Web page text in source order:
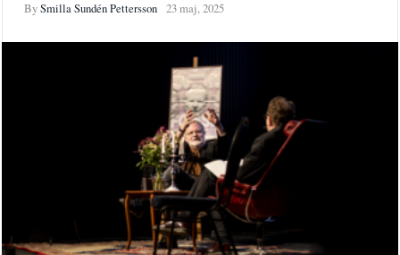
BySmilla Sundén Pettersson 23 maj, 2025